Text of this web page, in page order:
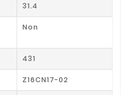
31.4
Non
431
Z16CN17-02